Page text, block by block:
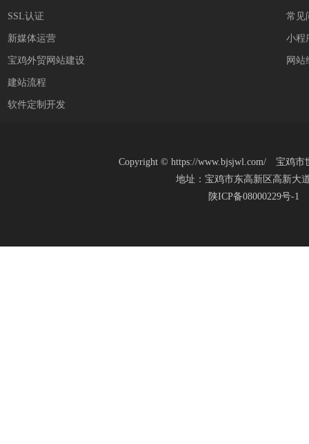
SSL认证
新媒体运营
宝鸡外贸网站建设
建站流程
软件定制开发
常见
小程
网站
Copyright © https://www.bjsjwl.com/ 宝鸡
地址：宝鸡市东高新区高新大
陕ICP备08000229号-1